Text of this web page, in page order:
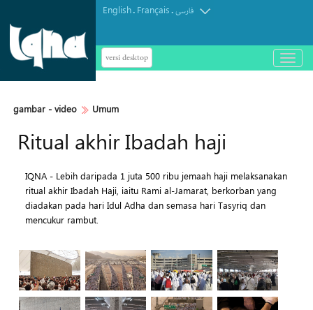
English. Français.فارسی
versi desktop
باز
و
gambar - video Umum
Ritual akhir Ibadah haji
IQNA - Lebih daripada 1 juta 500 ribu jemaah haji melaksanakan
ritual akhir Ibadah Haji, iaitu Rami al-Jamarat, berkorban yang
diadakan pada hari Idul Adha dan semasa hari Tasyriq dan
mencukur rambut.